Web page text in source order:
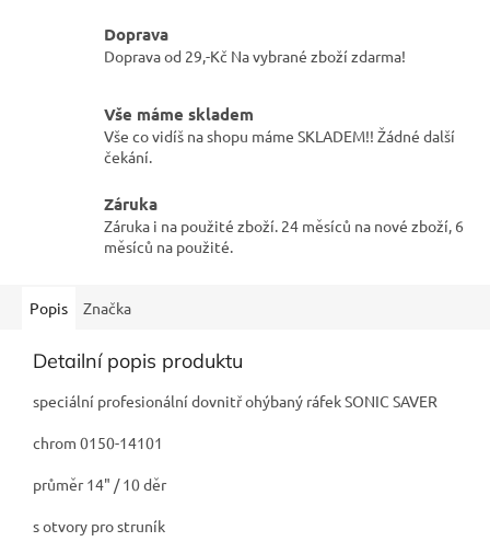
Doprava
Doprava od 29,-Kč Na vybrané zboží zdarma!
Vše máme skladem
Vše co vidíš na shopu máme SKLADEM!! Žádné další
čekání.
Záruka
Záruka i na použité zboží. 24 měsíců na nové zboží, 6
měsíců na použité.
Popis Značka
Detailní popis produktu
speciální profesionální dovnitř ohýbaný ráfek SONIC SAVER
chrom 0150-14101
průměr 14" / 10 děr
s otvory pro struník